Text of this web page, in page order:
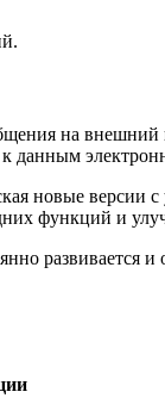
на внешний
к данным
новые
функций и
и